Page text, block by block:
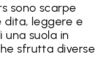
sono scarpe
dita, leggere e
suola in
sfrutta diverse